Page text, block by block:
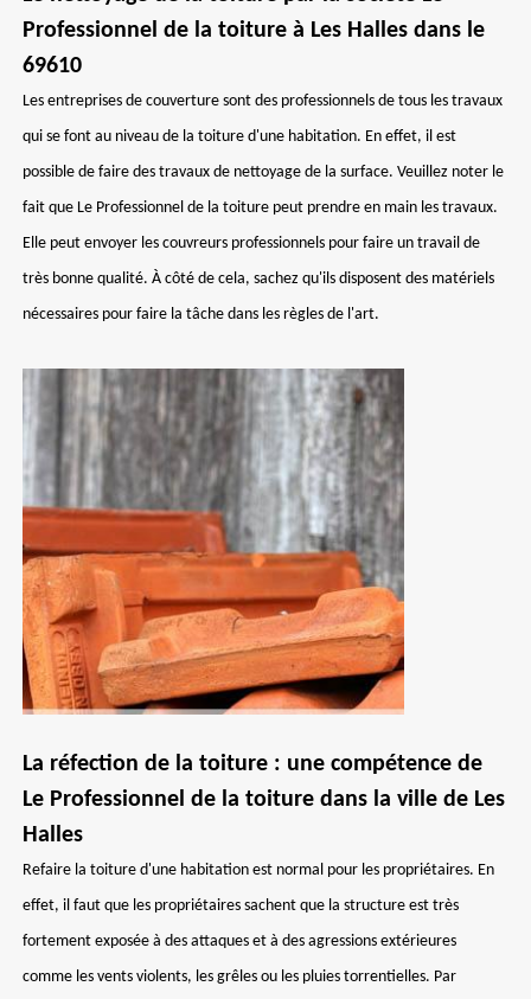
Professionnel de la toiture à Les Halles dans le
69610
Les entreprises de couverture sont des professionnels de tous les travaux
qui se font au niveau de la toiture d'une habitation. En effet, il est
possible de faire des travaux de nettoyage de la surface. Veuillez noter le
fait que Le Professionnel de la toiture peut prendre en main les travaux.
Elle peut envoyer les couvreurs professionnels pour faire un travail de
très bonne qualité. À côté de cela, sachez qu'ils disposent des matériels
nécessaires pour faire la tâche dans les règles de l'art.
La réfection de la toiture : une compétence de
Le Professionnel de la toiture dans la ville de Les
Halles
Refaire la toiture d'une habitation est normal pour les propriétaires. En
effet, il faut que les propriétaires sachent que la structure est très
fortement exposée à des attaques et à des agressions extérieures
comme les vents violents, les grêles ou les pluies torrentielles. Par